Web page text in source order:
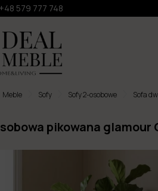
+48 579 777 748
Meble Sofy Sofy 2-osobowe Sofa
pikowana glamour